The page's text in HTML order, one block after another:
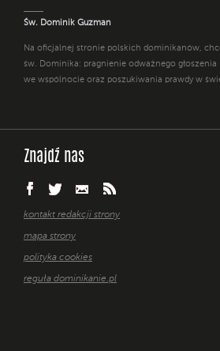
Św. Dominik Guzman
Na oficjalnej stronie polskich dominikanów,
św. Dominika: pragnienie odważnego głoszenia
we wspólnocie oraz poszukiwania prawdy w
Znajdź nas
kontakt redakcji strony
mapa strony
polityka cookies
reguła dominikanie.pl